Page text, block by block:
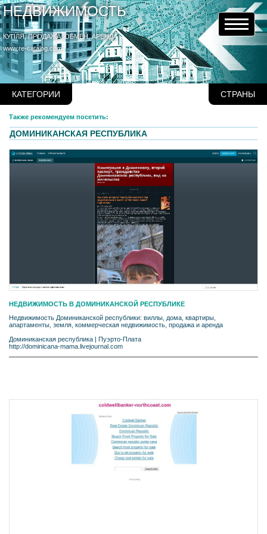
НЕДВИЖИМОСТЬ
КУПЛЯ, ПРОДАЖА, ОБМЕН, АРЕНДА
www.re-catalog.com
КАТЕГОРИИ СТРАНЫ
Также рекомендуем посетить:
ДОМИНИКАНСКАЯ РЕСПУБЛИКА
НЕДВИЖИМОСТЬ В ДОМИНИКАНСКОЙ РЕСПУБЛИКЕ
Недвижимость Доминиканской республики: виллы, дома, квартиры,
апартаменты, земля, коммерческая недвижимость, продажа и аренда
Доминиканская республика
Пуэрто-Плата
http://dominicana-mama.livejournal.com